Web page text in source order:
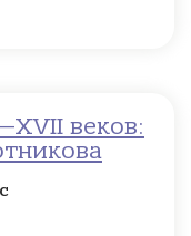
веков: